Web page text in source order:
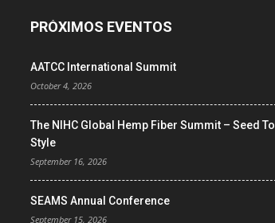
PRÓXIMOS EVENTOS
AATCC International Summit
October 4, 2026
The NIHC Global Hemp Fiber Summit – Seed To
Style
September 16, 2026
SEAMS Annual Conference
September 15, 2026